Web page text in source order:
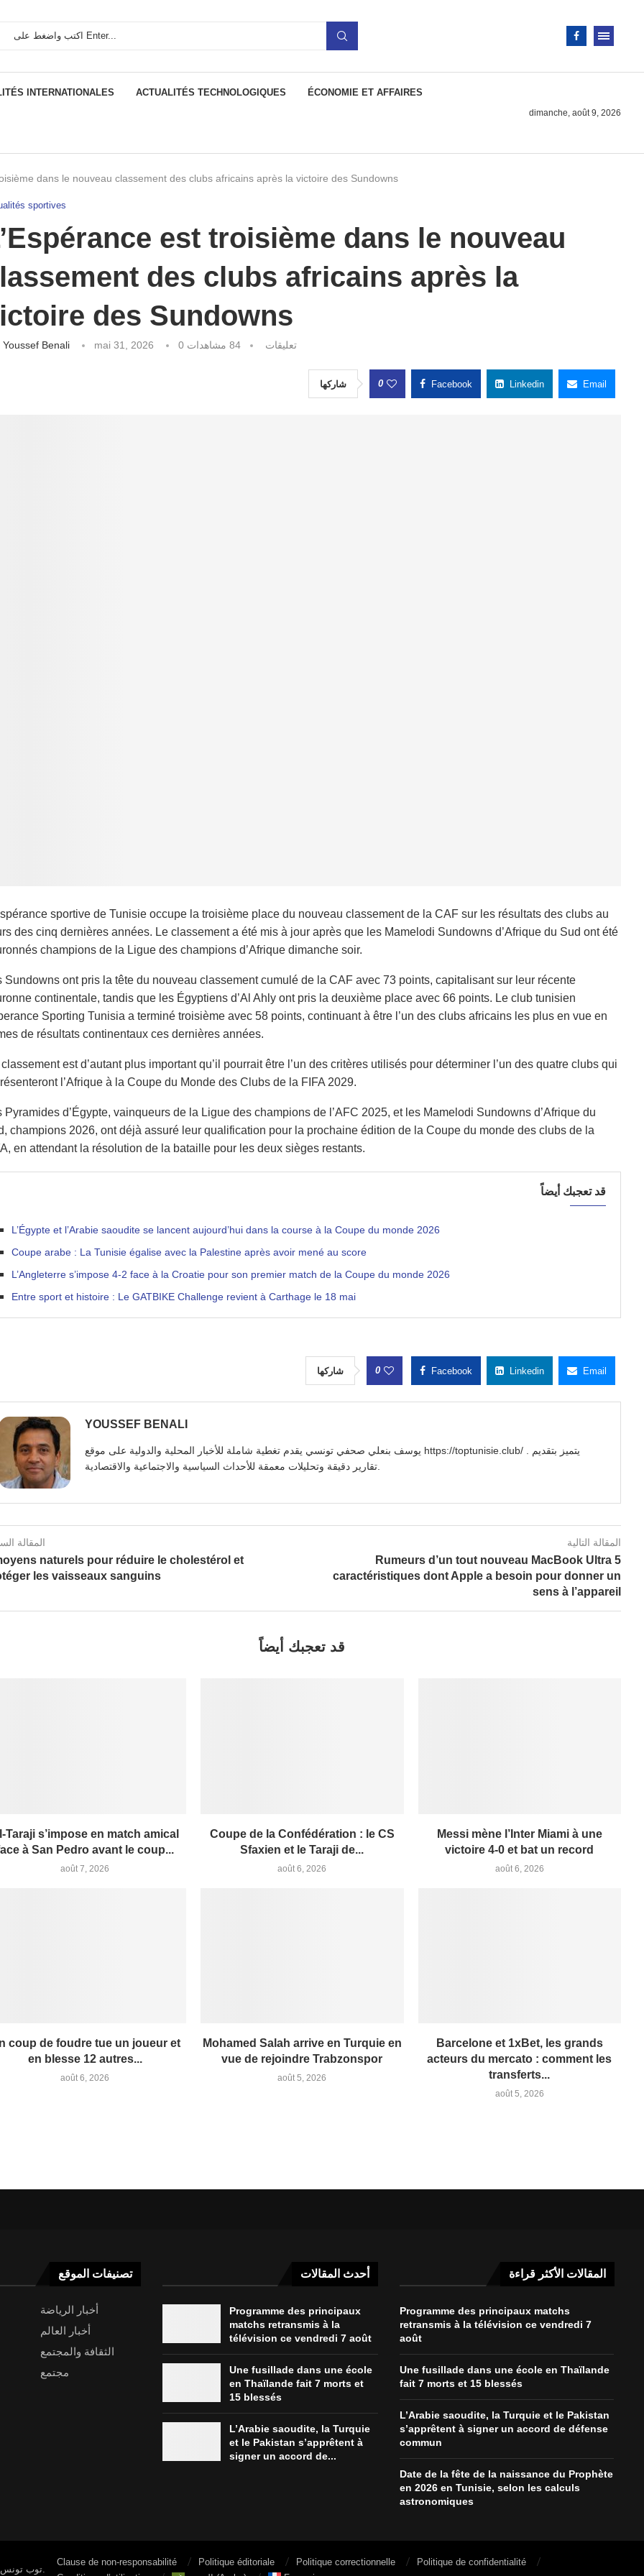
INTERNATIONALES ACTUALITÉS TECHNOLOGIQUES ÉCONOMIE ET AFFAIRES
dimanche, août 9, 2026
dans le nouveau classement des clubs africains après la victoire des Sundowns
sportives
est troisième dans le nouveau
des clubs africains après la
des Sundowns
Youssef Benali mai 31, 2026 0 تعليقات 84 مشاهدات
شاركها 0 Facebook Linkedin Email
sportive de Tunisie occupe la troisième place du nouveau classement de la CAF sur les résultats des clubs au
des cinq dernières années. Le classement a été mis à jour après que les Mamelodi Sundowns d’Afrique du Sud ont été
champions de la Ligue des champions d’Afrique dimanche soir.
Sundowns ont pris la tête du nouveau classement cumulé de la CAF avec 73 points, capitalisant sur leur récente
continentale, tandis que les Égyptiens d’Al Ahly ont pris la deuxième place avec 66 points. Le club tunisien
Sporting Tunisia a terminé troisième avec 58 points, continuant à être l’un des clubs africains les plus en vue en
de résultats continentaux ces dernières années.
est d’autant plus important qu’il pourrait être l’un des critères utilisés pour déterminer l’un des quatre clubs qui
l’Afrique à la Coupe du Monde des Clubs de la FIFA 2029.
Pyramides d’Égypte, vainqueurs de la Ligue des champions de l’AFC 2025, et les Mamelodi Sundowns d’Afrique du
champions 2026, ont déjà assuré leur qualification pour la prochaine édition de la Coupe du monde des clubs de la
en attendant la résolution de la bataille pour les deux sièges restants.
قد تعجبك أيضاً
L’Égypte et l’Arabie saoudite se lancent aujourd’hui dans la course à la Coupe du monde 2026
Coupe arabe : La Tunisie égalise avec la Palestine après avoir mené au score
L’Angleterre s’impose 4-2 face à la Croatie pour son premier match de la Coupe du monde 2026
Entre sport et histoire : Le GATBIKE Challenge revient à Carthage le 18 mai
شاركها 0 Facebook Linkedin Email
YOUSSEF BENALI
يوسف بنعلي صحفي تونسي يقدم تغطية شاملة للأخبار المحلية والدولية على موقع https://toptunisie.club/ . يتميز بتقديم
تقارير دقيقة وتحليلات معمقة للأحداث السياسية والاجتماعية والاقتصادية.
المقالة
naturels pour réduire le cholestérol et
les vaisseaux sanguins
المقالة التالية
Rumeurs d’un tout nouveau MacBook Ultra 5
caractéristiques dont Apple a besoin pour donner un
sens à l’appareil
قد تعجبك أيضاً
Taraji s’impose en match amical
à San Pedro avant le coup...
août 7, 2026
Coupe de la Confédération : le CS
Sfaxien et le Taraji de...
août 6, 2026
Messi mène l’Inter Miami à une
victoire 4-0 et bat un record
août 6, 2026
coup de foudre tue un joueur et
en blesse 12 autres...
août 6, 2026
Mohamed Salah arrive en Turquie en
vue de rejoindre Trabzonspor
août 5, 2026
Barcelone et 1xBet, les grands
acteurs du mercato : comment les
transferts...
août 5, 2026
تصنيفات الموقع
أخبار الرياضة
أخبار العالم
الثقافة والمجتمع
مجتمع
أحدث المقالات
Programme des principaux
matchs retransmis à la
télévision ce vendredi 7 août
Une fusillade dans une école
en Thaïlande fait 7 morts et
15 blessés
L’Arabie saoudite, la Turquie
et le Pakistan s’apprêtent à
signer un accord de...
المقالات الأكثر قراءة
Programme des principaux matchs
retransmis à la télévision ce vendredi 7
août
Une fusillade dans une école en Thaïlande
fait 7 morts et 15 blessés
L’Arabie saoudite, la Turquie et le Pakistan
s’apprêtent à signer un accord de défense
commun
Date de la fête de la naissance du Prophète
en 2026 en Tunisie, selon les calculs
astronomiques
© 2026 توب تونس. جميع الحقوق محفوظة.
Clause de non-responsabilité Politique éditoriale Politique correctionnelle
Politique de confidentialité